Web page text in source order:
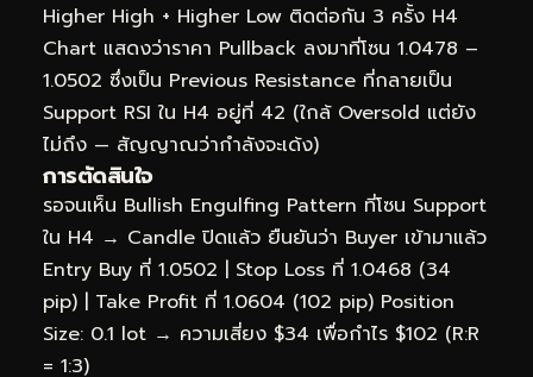
Higher High + Higher Low ติดต่อกัน 3 ครั้ง H4
Chart แสดงว่าราคา Pullback ลงมาที่โซน 1.0478 –
1.0502 ซึ่งเป็น Previous Resistance ที่กลายเป็น
Support RSI ใน H4 อยู่ที่ 42 (ใกล้ Oversold แต่ยัง
ไม่ถึง — สัญญาณว่ากำลังจะเด้ง)
การตัดสินใจ
รอจนเห็น Bullish Engulfing Pattern ที่โซน Support
ใน H4 → Candle ปิดแล้ว ยืนยันว่า Buyer เข้ามาแล้ว
Entry Buy ที่ 1.0502 | Stop Loss ที่ 1.0468 (34
pip) | Take Profit ที่ 1.0604 (102 pip) Position
Size: 0.1 lot → ความเสี่ยง $34 เพื่อกำไร $102 (R:R
= 1:3)